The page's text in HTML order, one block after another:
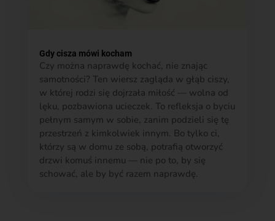
Gdy cisza mówi kocham
Czy można naprawdę kochać, nie znając
samotności? Ten wiersz zagląda w głąb ciszy,
w której rodzi się dojrzała miłość — wolna od
lęku, pozbawiona ucieczek. To refleksja o byciu
pełnym samym w sobie, zanim podzieli się tę
przestrzeń z kimkolwiek innym. Bo tylko ci,
którzy są w domu ze sobą, potrafią otworzyć
drzwi komuś innemu — nie po to, by się
schować, ale by być razem naprawdę.